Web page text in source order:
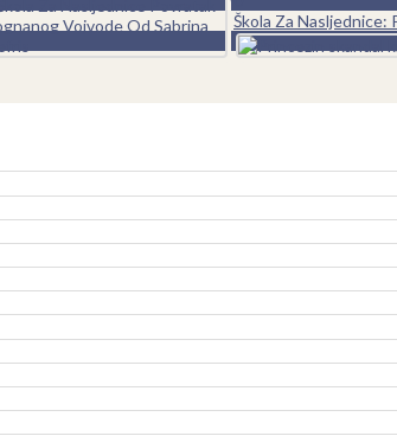
Škola Za Nasljednice: